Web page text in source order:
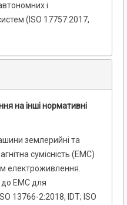
і
(ISO 17757:2017,
на інші нормативні
землерийні та
сумісність (ЕМС)
електроживлення.
до ЕМС для
13766-2:2018, IDT; ISO